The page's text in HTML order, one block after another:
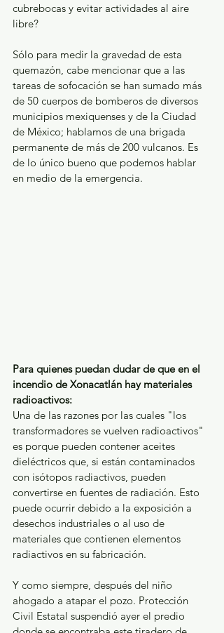
cubrebocas y evitar actividades al aire
libre?
Sólo para medir la gravedad de esta
quemazón, cabe mencionar que a las
tareas de sofocación se han sumado más
de 50 cuerpos de bomberos de diversos
municipios mexiquenses y de la Ciudad
de México; hablamos de una brigada
permanente de más de 200 vulcanos. Es
de lo único bueno que podemos hablar
en medio de la emergencia.
Para quienes puedan dudar de que en el
incendio de Xonacatlán hay materiales
radioactivos:
Una de las razones por las cuales "los
transformadores se vuelven radioactivos"
es porque pueden contener aceites
dieléctricos que, si están contaminados
con isótopos radiactivos, pueden
convertirse en fuentes de radiación. Esto
puede ocurrir debido a la exposición a
desechos industriales o al uso de
materiales que contienen elementos
radiactivos en su fabricación.
Y como siempre, después del niño
ahogado a atapar el pozo. Protección
Civil Estatal suspendió ayer el predio